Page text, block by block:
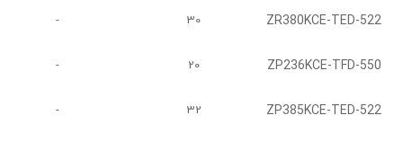
ZR380KCE-TED-522
30
-
ZP236KCE-TFD-550
20
-
ZP385KCE-TED-522
32
-